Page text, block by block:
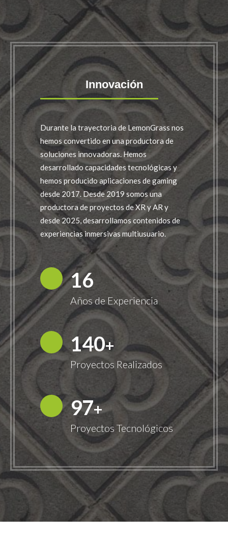
Innovación
Durante la trayectoria de LemonGrass nos
hemos convertido en una productora de
soluciones innovadoras. Hemos
desarrollado capacidades tecnológicas y
hemos producido aplicaciones de gaming
desde 2017. Desde 2019 somos una
productora de proyectos de XR y AR y
desde 2025, desarrollamos contenidos de
experiencias inmersivas multiusuario.
18
Años de Experiencia
149+
Proyectos Realizados
100+
Proyectos Tecnológicos